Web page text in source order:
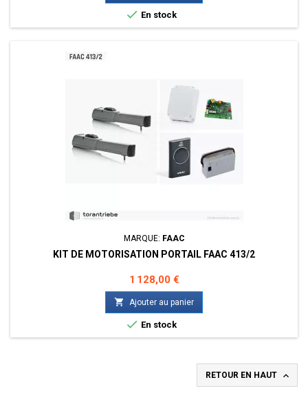
 En stock
MARQUE: FAAC
KIT DE MOTORISATION PORTAIL FAAC 413/2
Prix
1 128,00 €
 Ajouter au panier
 En stock
RETOUR EN HAUT 